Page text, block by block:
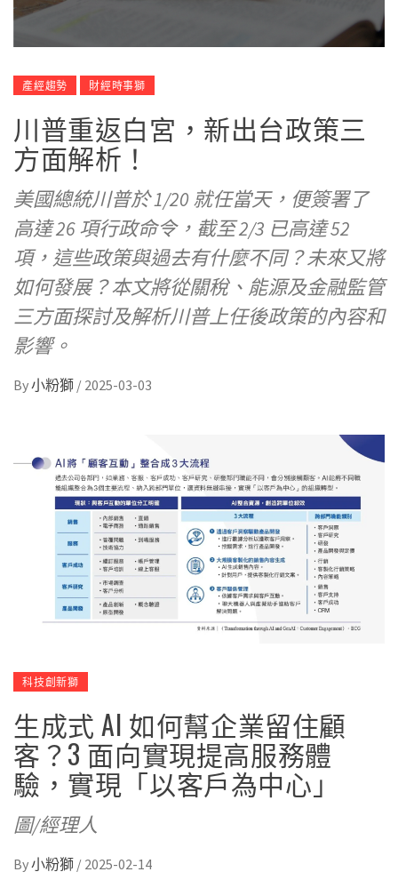
產經趨勢 財經時事獅
川普重返白宮，新出台政策三
方面解析！
美國總統川普於 1/20 就任當天，便簽署了
高達 26 項行政命令，截至 2/3 已高達 52
項，這些政策與過去有什麼不同？未來又將
如何發展？本文將從關稅、能源及金融監管
三方面探討及解析川普上任後政策的內容和
影響。
By小粉獅 / 2025-03-03
科技創新獅
生成式 AI 如何幫企業留住顧
客？3 面向實現提高服務體
驗，實現「以客戶為中心」
圖/經理人
By小粉獅 / 2025-02-14